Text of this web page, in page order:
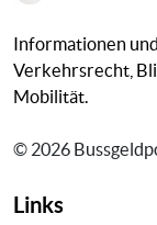
Informationen
Verkehrsrecht,
Mobilität.
© 2026
Links